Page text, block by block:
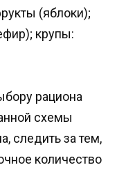
(яблоки);
крупы:
рациона
схемы
следить за тем,
количество